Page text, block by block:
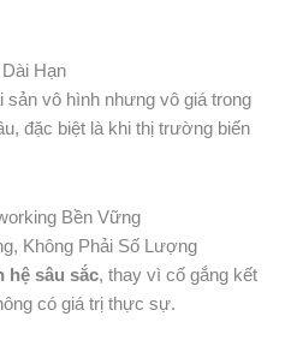
Hạn
sản vô hình nhưng vô giá trong
đặc biệt là khi thị trường biến
Bền Vững
Không Phải Số Lượng
hệ sâu sắc, thay vì cố gắng kết
có giá trị thực sự.